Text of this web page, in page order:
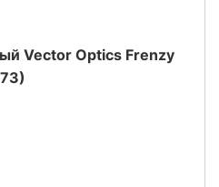
Vector Optics Frenzy